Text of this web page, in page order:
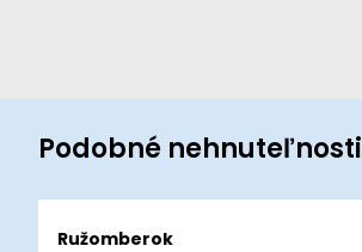
Podobné nehnuteľnosti
Ružomberok